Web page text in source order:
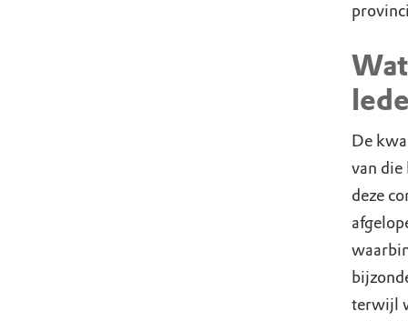
De
van die
deze
terwijl